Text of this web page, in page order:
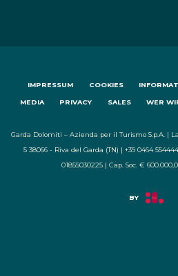
IMPRESSUM COOKIES
MEDIA PRIVACY SALES WER
Garda Dolomiti – Azienda per il Turismo S.p.A. |
5 38066 - Riva del Garda (TN) | +39 0464
01855030225 | Cap. Soc. €